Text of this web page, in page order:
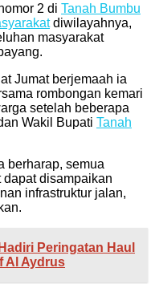
2 di Tanah Bumbu
diwilayahnya,
masyarakat
Jumat berjemaah ia
rombongan kemari
setelah beberapa
Wakil Bupati Tanah
berharap, semua
dapat disampaikan
infrastruktur jalan,
Peringatan Haul
Al Aydrus